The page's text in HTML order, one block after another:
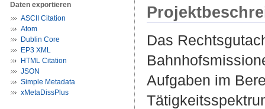
Daten exportieren
ASCII Citation
Atom
Dublin Core
EP3 XML
HTML Citation
JSON
Simple Metadata
xMetaDissPlus
Das
Aufgaben im